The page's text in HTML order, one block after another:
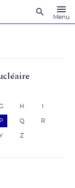
Menu
H
P Q R
Z